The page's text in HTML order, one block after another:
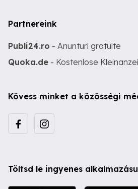
Partnereink
Publi24.ro - Anunturi gratuite
Quoka.de - Kostenlose
Kövess minket a közösségi
Töltsd le ingyenes